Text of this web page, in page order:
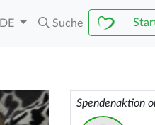
DE Suche
Spendenaktion